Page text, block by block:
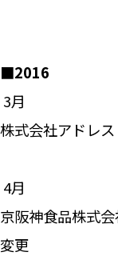
■2016
―― 3月
株式会社アドレ
―― 4月
京阪神食品株式
変更